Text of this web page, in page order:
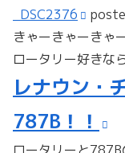
_DSC2376
きゃーきゃーきゃ
ロータリー好きな
レナウン・
787B！！